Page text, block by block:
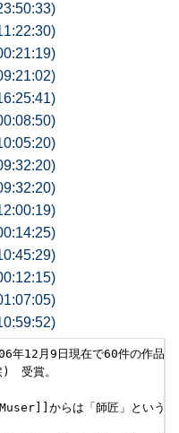
12月9日現在で60件の作品が
受賞。
からは「師匠」という呼